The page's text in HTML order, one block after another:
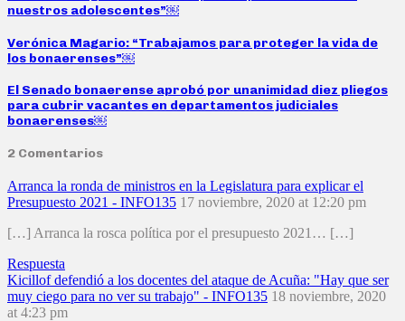
nuestros adolescentes”￼
Verónica Magario: “Trabajamos para proteger la vida de
los bonaerenses”￼
El Senado bonaerense aprobó por unanimidad diez pliegos
para cubrir vacantes en departamentos judiciales
bonaerenses￼
2 Comentarios
Arranca la ronda de ministros en la Legislatura para explicar el
Presupuesto 2021 - INFO135 17 noviembre, 2020 at 12:20 pm
[…] Arranca la rosca política por el presupuesto 2021… […]
Respuesta
Kicillof defendió a los docentes del ataque de Acuña: "Hay que ser
muy ciego para no ver su trabajo" - INFO135 18 noviembre, 2020
at 4:23 pm